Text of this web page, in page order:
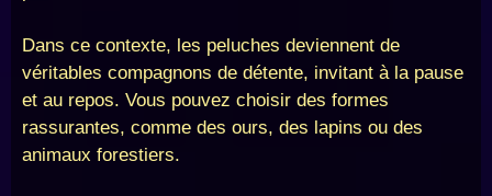
Dans ce contexte, les peluches deviennent de
véritables compagnons de détente, invitant à la pause
et au repos. Vous pouvez choisir des formes
rassurantes, comme des ours, des lapins ou des
animaux forestiers.